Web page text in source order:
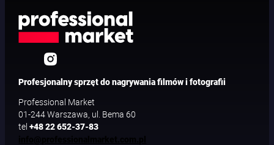
Profesjonalny sprzęt do nagrywania filmów i fotografii
Professional Market
01-244 Warszawa, ul. Bema 60
tel+48 22 652-37-83